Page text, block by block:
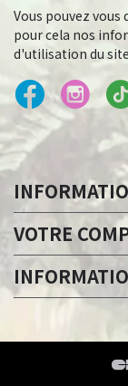
Vous pouvez
pour cela nos
d'utilisation du
VOTRE